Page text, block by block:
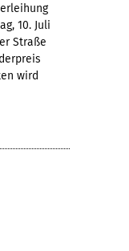
10. Juli
Straße
wird